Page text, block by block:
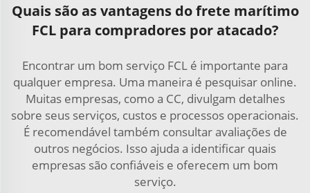
Quais são as vantagens do frete marítimo
FCL para compradores por atacado?
Encontrar um bom serviço FCL é importante para
qualquer empresa. Uma maneira é pesquisar online.
Muitas empresas, como a CC, divulgam detalhes
sobre seus serviços, custos e processos operacionais.
É recomendável também consultar avaliações de
outros negócios. Isso ajuda a identificar quais
empresas são confiáveis e oferecem um bom
serviço.